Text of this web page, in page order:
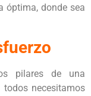
óptima, donde sea
pilares de una
todos necesitamos